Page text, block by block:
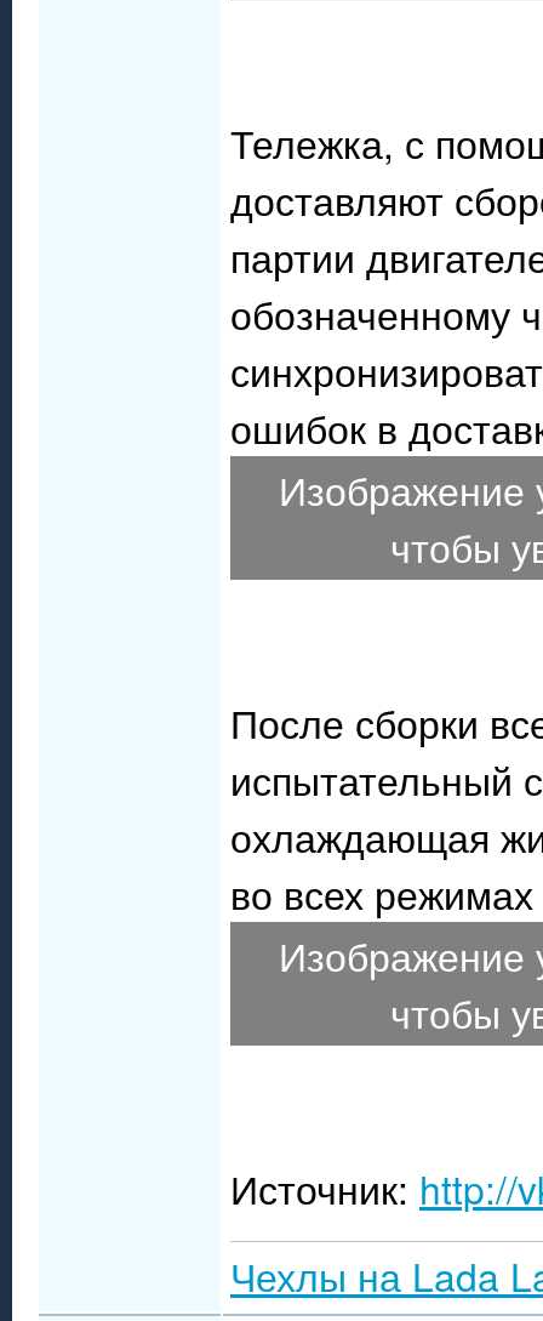
Тележка, с
доставляют
партии
обозначенному
ошибок в
чтобы
После сборки
испытательный
охлаждающая
во всех
чтобы
Источник: http://
Чехлы на Lada